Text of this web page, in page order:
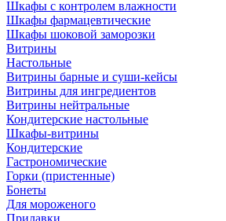
Шкафы с контролем влажности
Шкафы фармацевтические
Шкафы шоковой заморозки
Витрины
Настольные
Витрины барные и суши-кейсы
Витрины для ингредиентов
Витрины нейтральные
Кондитерские настольные
Шкафы-витрины
Кондитерские
Гастрономические
Горки (пристенные)
Бонеты
Для мороженого
Прилавки